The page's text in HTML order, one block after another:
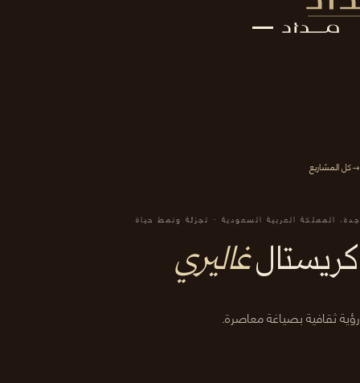
←كل المشاريع
جدة، المملكة العربية السعودية · تجزئة ونمط حياة
كريستالغاليري
رؤية ثقافية بصياغة معاصرة.